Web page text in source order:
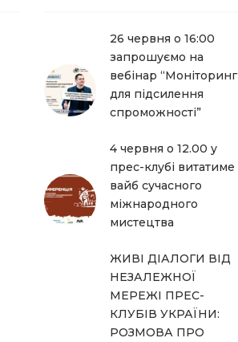
26 червня о 16:00
запрошуємо на
вебінар “Моніторинг
для підсилення
спроможності”
4 червня о 12.00 у
прес-клубі витатиме
вайб сучасного
міжнародного
мистецтва
ЖИВІ ДІАЛОГИ ВІД
НЕЗАЛЕЖНОЇ
МЕРЕЖІ ПРЕС-
КЛУБІВ УКРАЇНИ:
РОЗМОВА ПРО